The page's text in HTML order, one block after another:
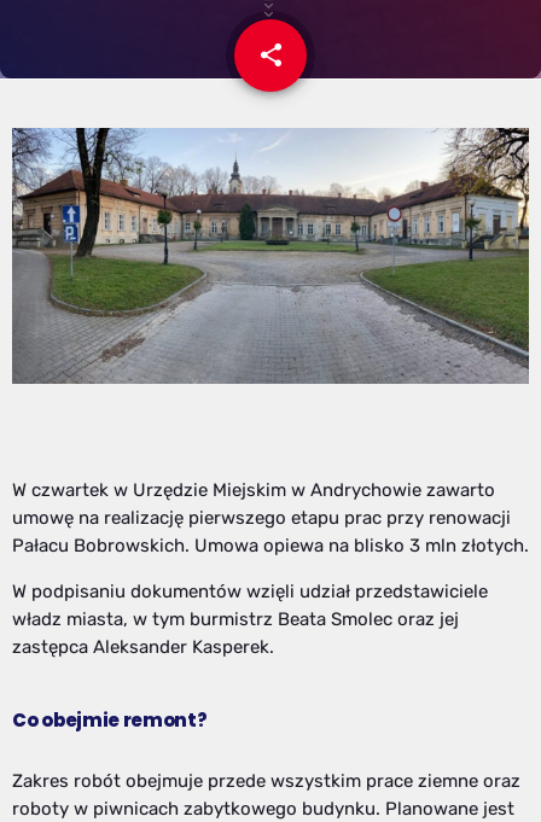
share
email
W czwartek w Urzędzie Miejskim w Andrychowie zawarto
umowę na realizację pierwszego etapu prac przy renowacji
Pałacu Bobrowskich. Umowa opiewa na blisko 3 mln złotych.
W podpisaniu dokumentów wzięli udział przedstawiciele
władz miasta, w tym burmistrz Beata Smolec oraz jej
zastępca Aleksander Kasperek.
Co obejmie remont?
Zakres robót obejmuje przede wszystkim prace ziemne oraz
roboty w piwnicach zabytkowego budynku. Planowane jest